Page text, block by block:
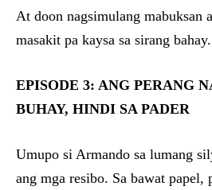
At doon nagsimulang mabuksan
masakit pa kaysa sa sirang bahay.
EPISODE 3: ANG PERANG
BUHAY, HINDI SA PADER
Umupo si Armando sa lumang
ang mga resibo. Sa bawat papel,